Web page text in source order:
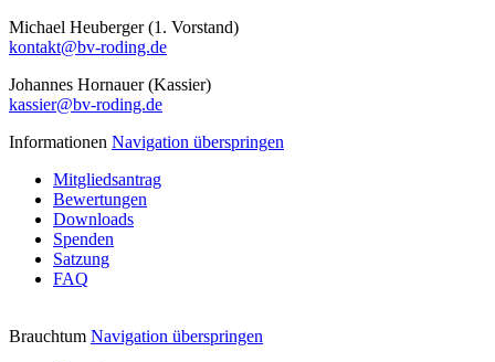
Michael Heuberger (1. Vorstand)
kontakt@bv-roding.de
Johannes Hornauer (Kassier)
kassier@bv-roding.de
Informationen Navigation überspringen
Mitgliedsantrag
Bewertungen
Downloads
Spenden
Satzung
FAQ
Brauchtum Navigation überspringen